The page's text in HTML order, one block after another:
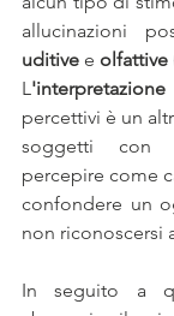
allucinazioni
uditive e olfattive
L
percettivi è un
soggetti con
percepire come
confondere un
non riconoscersi
In seguito a